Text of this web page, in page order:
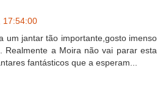
17:54:00
um jantar tão importante,gosto imenso
Realmente a Moira não vai parar esta
fantásticos que a esperam...